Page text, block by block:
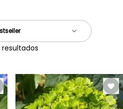
resultados